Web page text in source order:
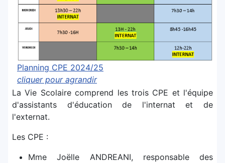
Planning CPE 2024/25
cliquer pour agrandir
La Vie Scolaire comprend les trois CPE et l'équipe
d'assistants d'éducation de l'internat et de
l'externat.
Les CPE :
Mme Joëlle ANDREANI, responsable des